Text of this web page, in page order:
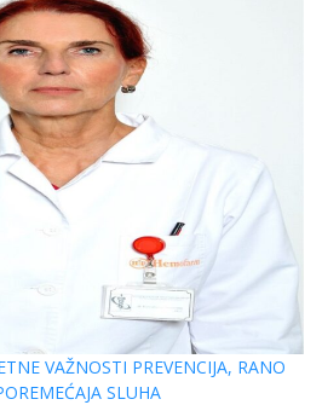
VAŽNOSTI PREVENCIJA, RANO
SLUHA